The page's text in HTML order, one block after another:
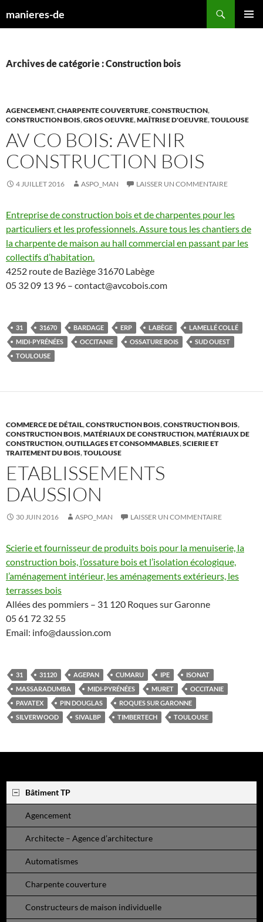
au
manieres-de
Archives de catégorie : Construction bois
AGENCEMENT,CHARPENTE COUVERTURE,CONSTRUCTION,
CONSTRUCTION BOIS,GROS OEUVRE,MAÎTRISE D'OEUVRE,TOULOUSE
AV CO BOIS: AVENIR
CONSTRUCTION BOIS
4 JUILLET 2016 ASPO_MAN LAISSER UN COMMENTAIRE
Entreprise de construction bois et de charpentes pour les
particuliers et les professionnels. Assure tous les chantiers de
la charpente de maison au hall commercial en passant par les
collectifs d’habitation.
4252 route de Baziège 31670 Labège
05 32 09 13 96 – contact@avcobois.com
31 31670 BARDAGE ERP LABÈGE
LAMELLÉ COLLÉ
MIDI-PYRÉNÉES
OCCITANIE OSSATURE BOIS
SUD OUEST
TOULOUSE
COMMERCE DE DÉTAIL,CONSTRUCTION BOIS,CONSTRUCTION BOIS,
CONSTRUCTION BOIS,MATÉRIAUX DE CONSTRUCTION,MATÉRIAUX DE
CONSTRUCTION,OUTILLAGES ET CONSOMMABLES,SCIERIE ET
TRAITEMENT DU BOIS,TOULOUSE
ETABLISSEMENTS
DAUSSION
30 JUIN 2016 ASPO_MAN LAISSER UN COMMENTAIRE
Scierie et fournisseur de produits bois pour la menuiserie, la
construction bois, l’ossature bois et l’isolation écologique,
l’aménagement intérieur, les aménagements extérieurs, les
terrasses bois
Allées des pommiers – 31 120 Roques sur Garonne
05 61 72 32 55
Email: info@daussion.com
31 31120 AGEPAN CUMARU IPE
ISONAT
MASSARADUMBA
MIDI-PYRÉNÉES MURET
OCCITANIE
PAVATEX
PIN DOUGLAS
ROQUES SUR GARONNE
SILVERWOOD
SIVALBP TIMBERTECH TOULOUSE
Bâtiment TP
Agencement
Architecte – Agence d’architecture
Automatismes
Charpente couverture
Constructeurs de maison individuelle